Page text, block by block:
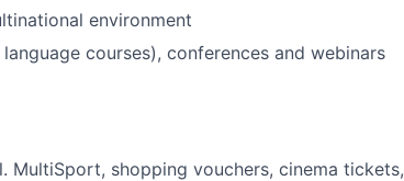
environment
courses), conferences and webinars
shopping vouchers, cinema tickets,